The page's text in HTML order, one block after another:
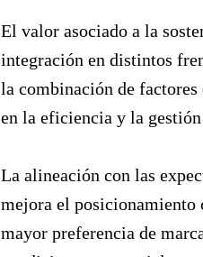
El valor asociado a la
integración en distintos
la combinación de
en la eficiencia y la gestión
La alineación con las
mejora el posicionamiento
mayor preferencia de